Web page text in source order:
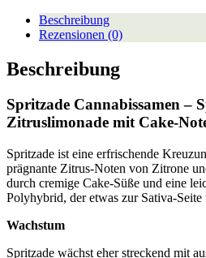
Beschreibung
Rezensionen (0)
Beschreibung
Spritzade Cannabissamen –
Zitruslimonade mit Cake-
Spritzade ist eine erfrischende
prägnante Zitrus-Noten von Zitrone
durch cremige Cake-Süße und eine
Polyhybrid, der etwas zur Sativa-
Wachstum
Spritzade wächst eher streckend mit